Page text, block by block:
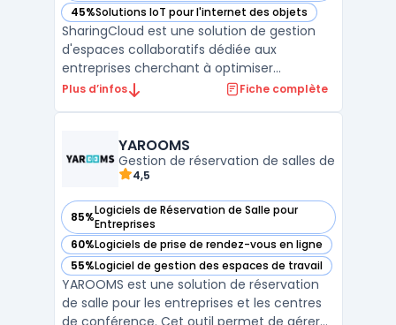
45%Solutions IoT pour l'internet des objets
— voir SharingCloud dans cette catégorie
SharingCloud est une solution de gestion
d'espaces collaboratifs dédiée aux
entreprises cherchant à optimiser
l'utilisation de leurs salles de réunion,
d'espaces, l'organisation des ressources et
permet aux utilisateurs de vi ...
Plus d’infos Fiche complète
YAROOMS
Gestion de réservation de salles de
4,5
85%Logiciels de Réservation de Salle pour
Entreprises
— voir YAROOMS dans cette catégorie
60%Logiciels de prise de rendez-vous en ligne
— voir YAROOMS dans cette catégorie
55%Logiciel de gestion des espaces de travail
— voir YAROOMS dans cette catégorie
YAROOMS est une solution de réservation
de salle pour les entreprises et les centres
de conférence. Cet outil permet de gérer